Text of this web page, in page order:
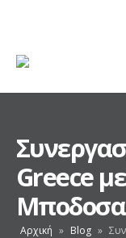
Greece
Αρχική » Blog »